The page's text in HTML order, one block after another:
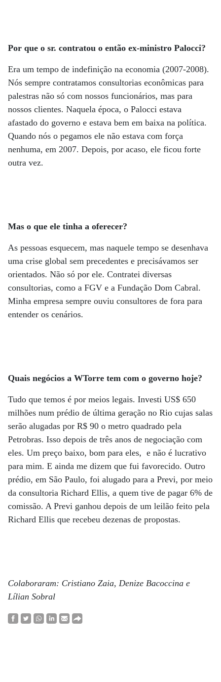
Por que o sr. contratou o então ex-ministro Palocci?
Era um tempo de indefinição na economia (2007-2008).
Nós sempre contratamos consultorias econômicas para
palestras não só com nossos funcionários, mas para
nossos clientes. Naquela época, o Palocci estava
afastado do governo e estava bem em baixa na política.
Quando nós o pegamos ele não estava com força
nenhuma, em 2007. Depois, por acaso, ele ficou forte
outra vez.
Mas o que ele tinha a oferecer?
As pessoas esquecem, mas naquele tempo se desenhava
uma crise global sem precedentes e precisávamos ser
orientados. Não só por ele. Contratei diversas
consultorias, como a FGV e a Fundação Dom Cabral.
Minha empresa sempre ouviu consultores de fora para
entender os cenários.
Quais negócios a WTorre tem com o governo hoje?
Tudo que temos é por meios legais. Investi US$ 650
milhões num prédio de última geração no Rio cujas salas
serão alugadas por R$ 90 o metro quadrado pela
Petrobras. Isso depois de três anos de negociação com
eles. Um preço baixo, bom para eles, e não é lucrativo
para mim. E ainda me dizem que fui favorecido. Outro
prédio, em São Paulo, foi alugado para a Previ, por meio
da consultoria Richard Ellis, a quem tive de pagar 6% de
comissão. A Previ ganhou depois de um leilão feito pela
Richard Ellis que recebeu dezenas de propostas.
Colaboraram: Cristiano Zaia, Denize Bacoccina e
Lílian Sobral